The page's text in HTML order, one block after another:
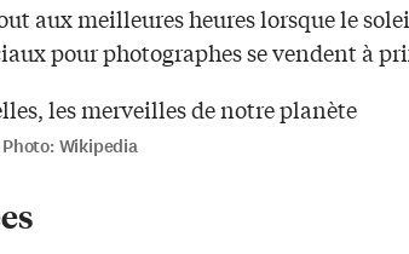
aux meilleures heures lorsque le
pour photographes se vendent à
Wikipedia